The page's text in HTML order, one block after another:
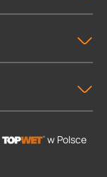
w Polsce